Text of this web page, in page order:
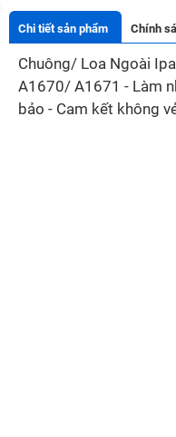
Chi tiết sản phẩm Chính
Chuông/ Loa Ngoài
A1670/ A1671 - Làm
bảo - Cam kết không